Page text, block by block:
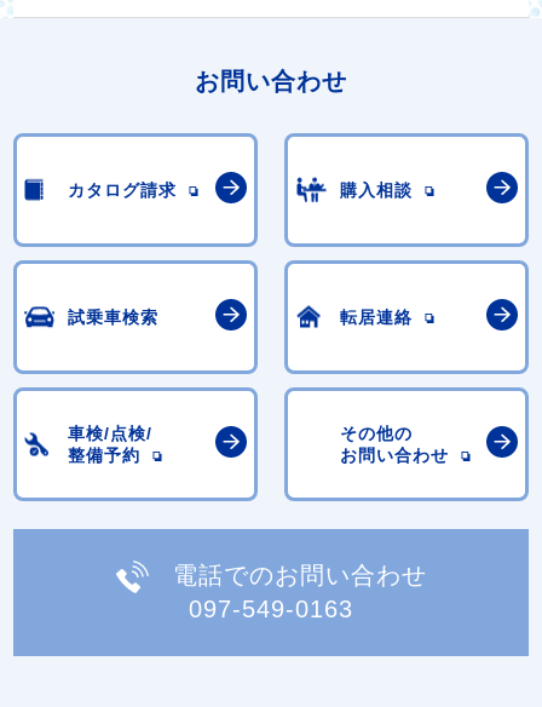
お問い合わせ
カタログ請求 購入相談
試乗車検索 転居連絡
車検/点検/
整備予約
その他の
お問い合わせ
電話でのお問い合わせ
097-549-0163